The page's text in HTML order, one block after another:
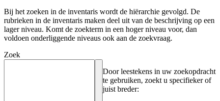
Bij het zoeken in de inventaris wordt de hiërarchie gevolgd. De
rubrieken in de inventaris maken deel uit van de beschrijving op een
lager niveau. Komt de zoekterm in een hoger niveau voor, dan
voldoen onderliggende niveaus ook aan de zoekvraag.
Zoek
Door leestekens in uw zoekopdracht
te gebruiken, zoekt u specifieker of
juist breder: